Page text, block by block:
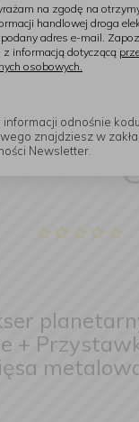
+
na zgodę na
handlowej droga
adres e-mail.
z informacją dotyczącą
osobowych.
informacji odnośnie kodu
znajdziesz w
Newsletter.